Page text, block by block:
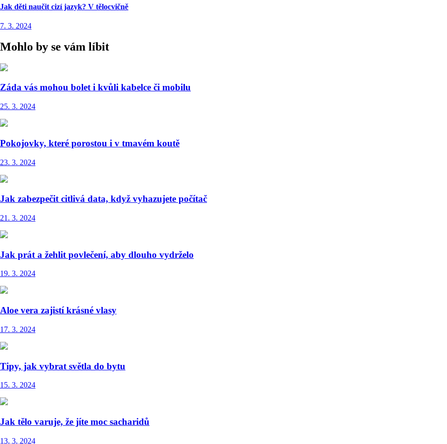
Jak děti naučit cizí jazyk? V tělocvičně
7. 3. 2024
Mohlo by se vám líbit
Záda vás mohou bolet i kvůli kabelce či mobilu
25. 3. 2024
Pokojovky, které porostou i v tmavém koutě
23. 3. 2024
Jak zabezpečit citlivá data, když vyhazujete počítač
21. 3. 2024
Jak prát a žehlit povlečení, aby dlouho vydrželo
19. 3. 2024
Aloe vera zajistí krásné vlasy
17. 3. 2024
Tipy, jak vybrat světla do bytu
15. 3. 2024
Jak tělo varuje, že jíte moc sacharidů
13. 3. 2024